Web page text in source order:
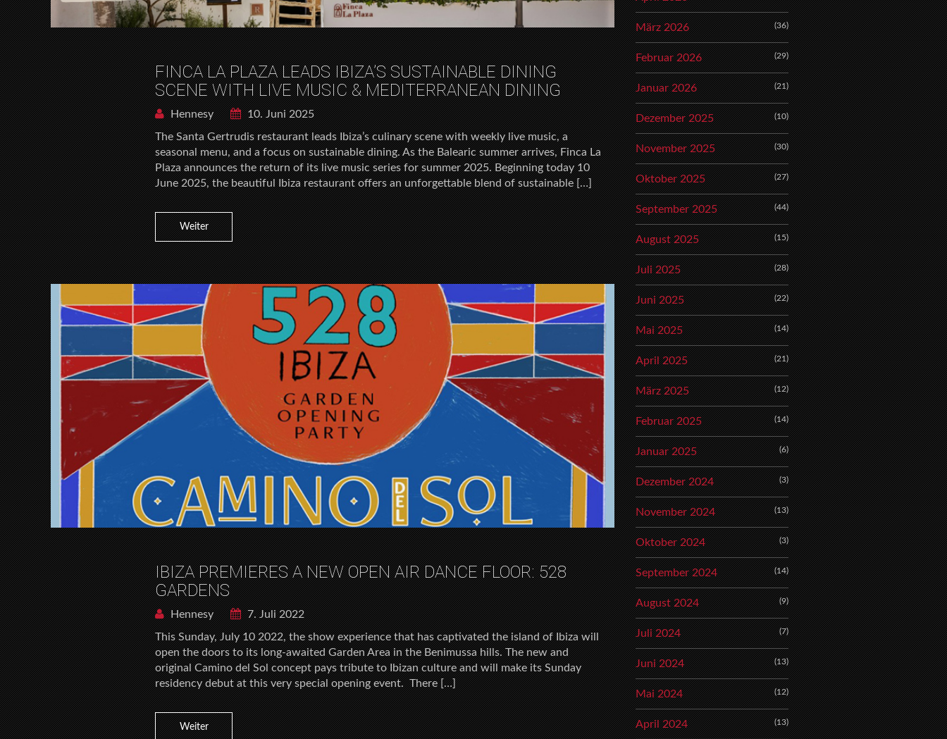
FINCA LA PLAZA LEADS IBIZA’S SUSTAINABLE DINING
SCENE WITH LIVE MUSIC & MEDITERRANEAN DINING
Hennesy
10. Juni 2025
The Santa Gertrudis restaurant leads Ibiza’s culinary scene with weekly live music, a
seasonal menu, and a focus on sustainable dining. As the Balearic summer arrives, Finca La
Plaza announces the return of its live music series for summer 2025. Beginning today 10
June 2025, the beautiful Ibiza restaurant offers an unforgettable blend of sustainable […]
Weiter
IBIZA PREMIERES A NEW OPEN AIR DANCE FLOOR: 528
GARDENS
Hennesy
7. Juli 2022
This Sunday, July 10 2022, the show experience that has captivated the island of Ibiza will
open the doors to its long-awaited Garden Area in the Benimussa hills. The new and
original Camino del Sol concept pays tribute to Ibizan culture and will make its Sunday
residency debut at this very special opening event. There […]
Weiter
März 2026 (36)
Februar 2026 (29)
Januar 2026 (21)
Dezember 2025 (10)
November 2025 (30)
Oktober 2025 (27)
September 2025 (44)
August 2025 (15)
Juli 2025 (28)
Juni 2025 (22)
Mai 2025 (14)
April 2025 (21)
März 2025 (12)
Februar 2025 (14)
Januar 2025 (6)
Dezember 2024 (3)
November 2024 (13)
Oktober 2024 (3)
September 2024 (14)
August 2024 (9)
Juli 2024 (7)
Juni 2024 (13)
Mai 2024 (12)
April 2024 (13)